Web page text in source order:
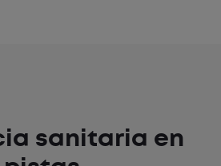
sanitaria en